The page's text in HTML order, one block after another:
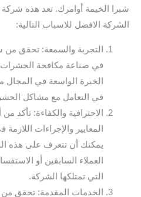
شبرا الخيمة أوامرك. تعد هذه
الشركة الافضل للاسباب التالية:
التجربة والسمعة: تحقق
في صناعة مكافحة
الخبرة الواسعة في المجال
في التعامل مع مشاكل
الاحترافية والكفاءة: تأكد
المعايير والإجراءات
يمكنك أن تتعرف على هذه
العملاء السابقين أو
التي تمتلكها الشركة.
الخدمات المقدمة: تحقق من